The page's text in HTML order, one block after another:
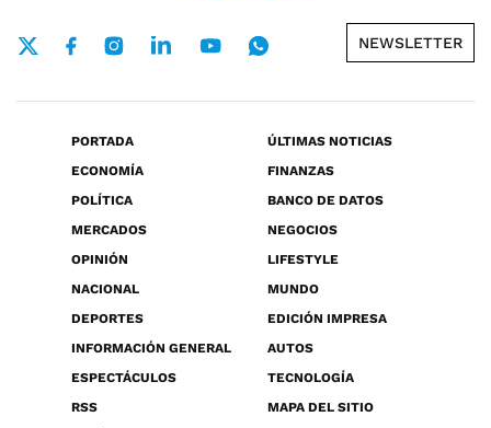
NEWSLETTER
PORTADA
ÚLTIMAS NOTICIAS
ECONOMÍA
FINANZAS
POLÍTICA
BANCO DE DATOS
MERCADOS
NEGOCIOS
OPINIÓN
LIFESTYLE
NACIONAL
MUNDO
DEPORTES
EDICIÓN IMPRESA
INFORMACIÓN GENERAL
AUTOS
ESPECTÁCULOS
TECNOLOGÍA
RSS
MAPA DEL SITIO